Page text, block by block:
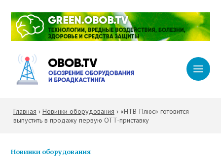
Главная › Новинки оборудования › «НТВ-Плюс» готовится
выпустить в продажу первую OTT-приставку
Новинки оборудования